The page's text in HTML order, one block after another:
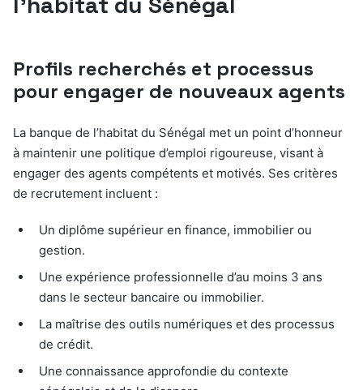
Profils recherchés et processus
pour engager de nouveaux agents
La banque de l’habitat du Sénégal met un point d’honneur
à maintenir une politique d’emploi rigoureuse, visant à
engager des agents compétents et motivés. Ses critères
de recrutement incluent :
Un diplôme supérieur en finance, immobilier ou
gestion.
Une expérience professionnelle d’au moins 3 ans
dans le secteur bancaire ou immobilier.
La maîtrise des outils numériques et des processus
de crédit.
Une connaissance approfondie du contexte